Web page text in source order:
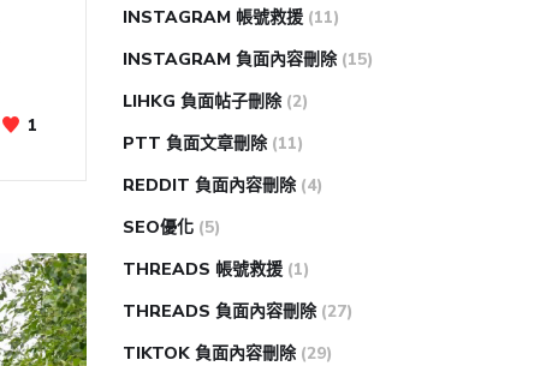
1
INSTAGRAM 帳號救援 (11)
INSTAGRAM 負面內容刪除 (15)
LIHKG 負面帖子刪除 (2)
PTT 負面文章刪除 (11)
REDDIT 負面內容刪除 (4)
SEO優化 (5)
THREADS 帳號救援 (1)
THREADS 負面內容刪除 (27)
TIKTOK 負面內容刪除 (29)